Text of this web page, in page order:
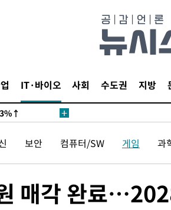
IT·바이오 사회 수도권 지방
보안 컴퓨터/SW 게임 과
매각 완료